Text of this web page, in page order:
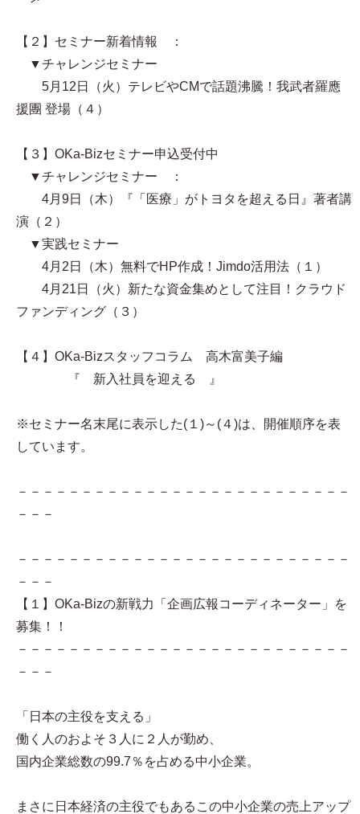
【２】セミナー新着情報 ：
▼チャレンジセミナー
5月12日（火）テレビやCMで話題沸騰！我武者羅應
援團 登場（４）
【３】OKa-Bizセミナー申込受付中
▼チャレンジセミナー ：
4月9日（木）『「医療」がトヨタを超える日』著者講
演（２）
▼実践セミナー
4月2日（木）無料でHP作成！Jimdo活用法（１）
4月21日（火）新たな資金集めとして注目！クラウド
ファンディング（３）
【４】OKa-Bizスタッフコラム 高木富美子編
『 新入社員を迎える 』
※セミナー名末尾に表示した(１)～(４)は、開催順序を表
しています。
－－－－－－－－－－－－－－－－－－－－－－－－－－
－－－
－－－－－－－－－－－－－－－－－－－－－－－－－－
－－－
【１】OKa-Bizの新戦力「企画広報コーディネーター」を
募集！！
－－－－－－－－－－－－－－－－－－－－－－－－－－
－－－
「日本の主役を支える」
働く人のおよそ３人に２人が勤め、
国内企業総数の99.7％を占める中小企業。
まさに日本経済の主役でもあるこの中小企業の売上アップ